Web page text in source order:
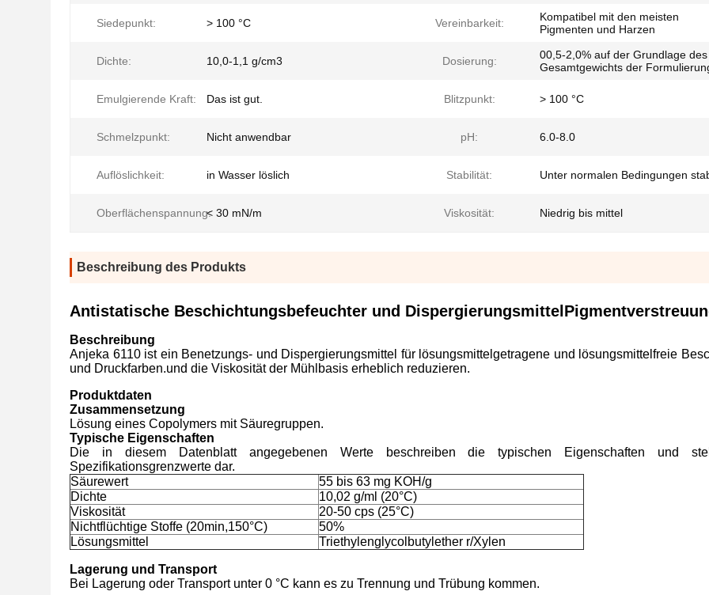
Siedepunkt: > 100 °C Vereinbarkeit:
Kompatibel mit den meisten
Pigmenten und Harzen
Dichte: 10,0-1,1 g/cm3 Dosierung:
00,5-2,0% auf der Grundlage des
Gesamtgewichts der
Emulgierende Kraft: Das ist gut. Blitzpunkt: > 100 °C
Schmelzpunkt: Nicht anwendbar pH: 6.0-8.0
Auflöslichkeit: in Wasser löslich Stabilität: Unter normalen Bedingungen
Oberflächenspannung:< 30 mN/m Viskosität: Niedrig bis mittel
Beschreibung des Produkts
Antistatische Beschichtungsbefeuchter und Dispergierungsmittel
Beschreibung
Anjeka 6110 ist ein Benetzungs- und Dispergierungsmittel für lösungsmittelgetragene und lösungsmittelfreie
und Druckfarben.und die Viskosität der Mühlbasis erheblich reduzieren.
Produktdaten
Zusammensetzung
Lösung eines Copolymers mit Säuregruppen.
Typische Eigenschaften
Die in diesem Datenblatt angegebenen Werte beschreiben die typischen Eigenschaften und
Spezifikationsgrenzwerte dar.
Säurewert
55 bis 63 mg KOH/g
Dichte
10,02 g/ml (20°C)
Viskosität
20-50 cps (25°C)
Nichtflüchtige Stoffe (20min,150°C)
50%
Lösungsmittel
Triethylenglycolbutylether r/Xylen
Lagerung und Transport
Bei Lagerung oder Transport unter 0 °C kann es zu Trennung und Trübung kommen.